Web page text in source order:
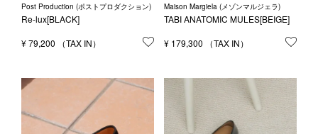
Post Production (ポストプロダクション)
Re-lux[BLACK]
¥79,200 お気に入りに登録する
Maison Margiela (メゾンマルジェラ)
TABI ANATOMIC MULES[BEIGE]
¥ 179,300